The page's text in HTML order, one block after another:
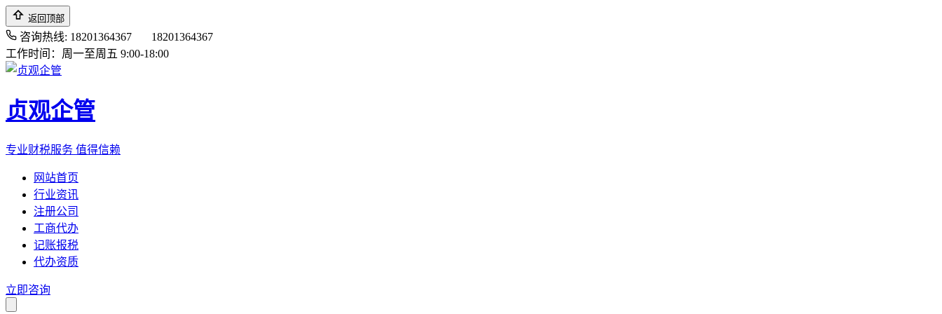
返回顶部
咨询热线: 18201364367
18201364367
工作时间：周一至周五 9:00-18:00
贞观企管
专业财税服务 值得信赖
网站首页
行业资讯
注册公司
工商代办
记账报税
代办资质
立即咨询